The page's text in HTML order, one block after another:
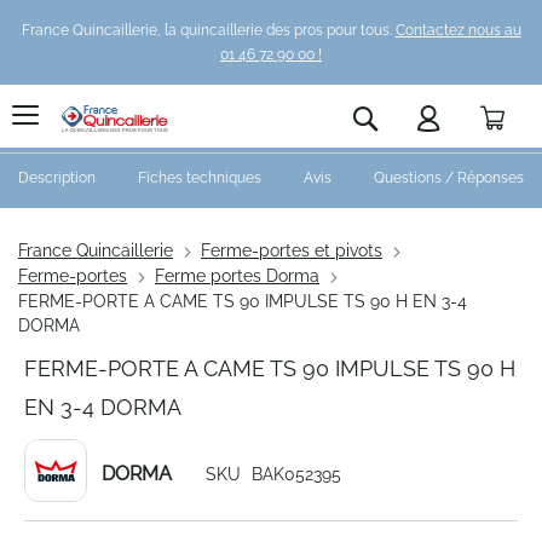
France Quincaillerie, la quincaillerie des pros pour tous. Contactez nous au
01 46 72 90 00 !
Rechercher
France Quincaillerie
Ferme-portes et pivots
Ferme-portes
Ferme portes Dorma
FERME-PORTE A CAME TS 90 IMPULSE TS 90 H EN 3-4
DORMA
FERME-PORTE A CAME TS 90 IMPULSE TS 90 H
EN 3-4 DORMA
DORMA SKU BAK052395
Description Fiches techniques Avis Questions / Réponses